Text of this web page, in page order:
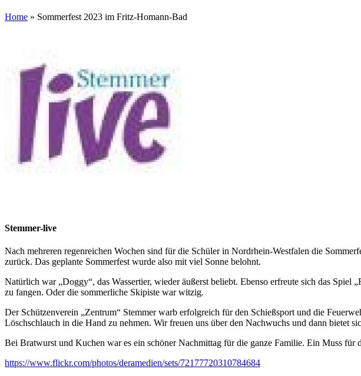
Home » Sommerfest 2023 im Fritz-Homann-Bad
Stemmer-live
Nach mehreren regenreichen Wochen sind für die Schüler in Nordrhein-Westfalen die
zurück. Das geplante Sommerfest wurde also mit viel Sonne belohnt.
Natürlich war „Doggy“, das Wassertier, wieder äußerst beliebt. Ebenso erfreute sich das
zu fangen. Oder die sommerliche Skipiste war witzig.
Der Schützenverein „Zentrum“ Stemmer warb erfolgreich für den Schießsport und die
Löschschlauch in die Hand zu nehmen. Wir freuen uns über den Nachwuchs und dann bietet
Bei Bratwurst und Kuchen war es ein schöner Nachmittag für die ganze Familie. Ein Muss für
https://www.flickr.com/photos/deramedien/sets/72177720310784684